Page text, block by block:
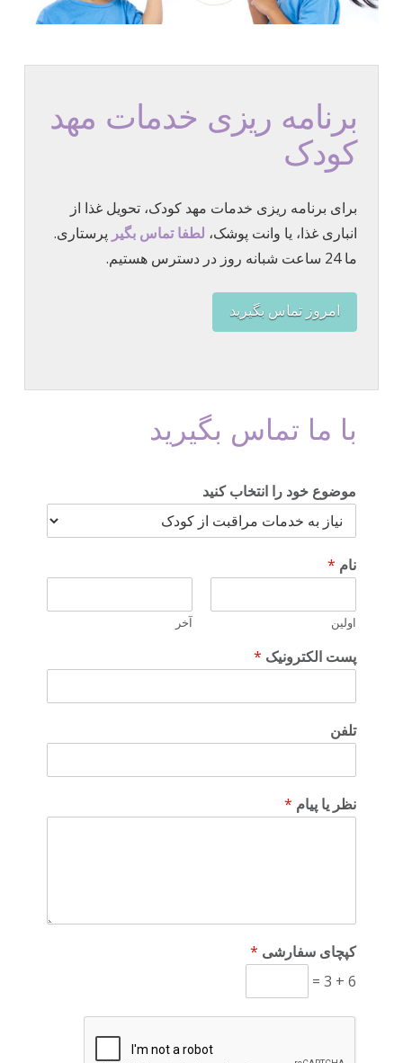
برنامه ریزی خدمات مهد
کودک
برای برنامه ریزی خدمات مهد کودک، تحویل غذا از
انباری غذا، یا وانت پوشک، لطفا تماس بگیر پرستاری.
ما 24 ساعت شبانه روز در دسترس هستیم.
امروز تماس بگیرید
با ما تماس بگیرید
موضوع خود را انتخاب کنید
نام *
اولین آخر
پست الکترونیک *
تلفن
نظر یا پیام *
کپچای سفارشی *
6
+
3
=